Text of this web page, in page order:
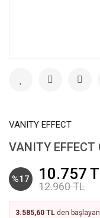
VANITY EFFECT
VANITY EFFECT
%17 10.757
12.960 TL
3.585,60 TL den